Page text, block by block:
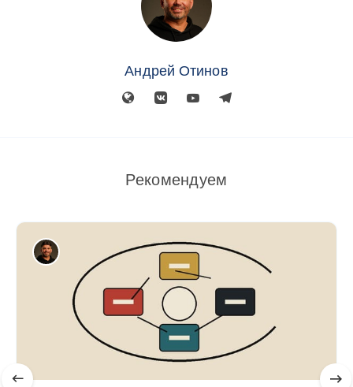
Андрей Отинов
Рекомендуем